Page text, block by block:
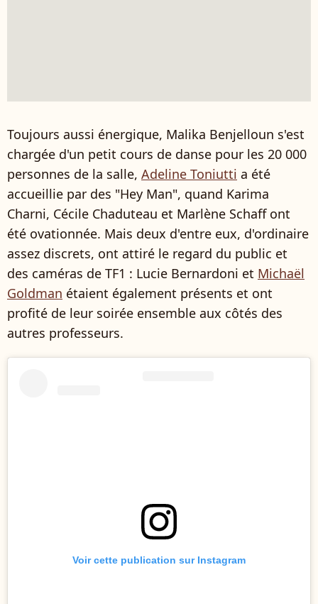
Toujours aussi énergique, Malika Benjelloun s'est
chargée d'un petit cours de danse pour les 20 000
personnes de la salle, Adeline Toniutti a été
accueillie par des "Hey Man", quand Karima
Charni, Cécile Chaduteau et Marlène Schaff ont
été ovationnée. Mais deux d'entre eux, d'ordinaire
assez discrets, ont attiré le regard du public et
des caméras de TF1 : Lucie Bernardoni et Michaël
Goldman étaient également présents et ont
profité de leur soirée ensemble aux côtés des
autres professeurs.
Voir cette publication sur Instagram